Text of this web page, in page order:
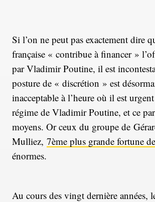
Si l’on ne peut pas exactement dire
française « contribue à financer »
par Vladimir Poutine, il est
posture de « discrétion » est
inacceptable à l’heure où il est
régime de Vladimir Poutine, et ce
moyens. Or ceux du groupe de
Mulliez, 7ème plus grande fortune
énormes.
Au cours des vingt dernière années,